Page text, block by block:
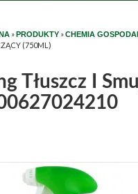
»PRODUKTY »CHEMIA
(750ML)
Tłuszcz I